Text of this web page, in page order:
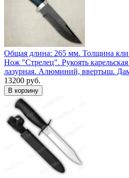
Общая длина: 265 мм. Толщина
Нож "Стрелец". Рукоять карельская
лазурная. Алюминий, ввертыш.
13200 руб.